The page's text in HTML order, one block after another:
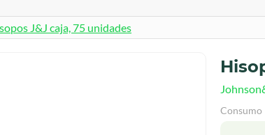
J&J caja, 75 unidades
Consumo